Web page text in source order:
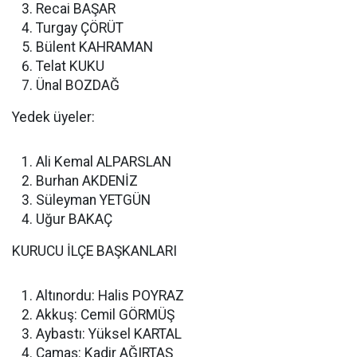
Recai BAŞAR
Turgay ÇÖRÜT
Bülent KAHRAMAN
Telat KUKU
Ünal BOZDAĞ
Yedek üyeler:
Ali Kemal ALPARSLAN
Burhan AKDENİZ
Süleyman YETGÜN
Uğur BAKAÇ
KURUCU İLÇE BAŞKANLARI
Altınordu: Halis POYRAZ
Akkuş: Cemil GÖRMÜŞ
Aybastı: Yüksel KARTAL
Çamaş: Kadir AĞIRTAŞ